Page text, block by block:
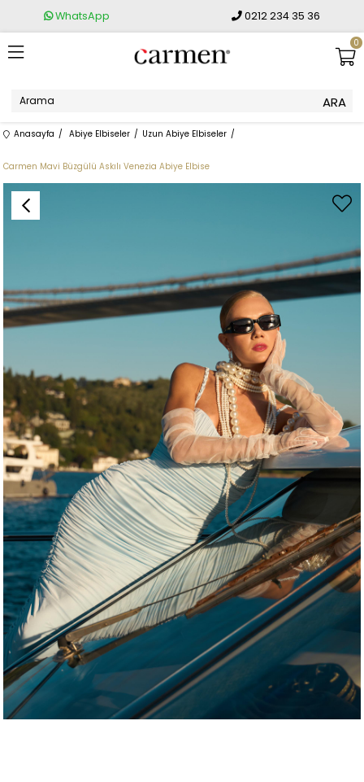
WhatsApp 0212 234 35 36
0
Anasayfa Abiye Elbiseler Uzun Abiye Elbiseler
Carmen Mavi Büzgülü Askılı Venezia Abiye Elbise